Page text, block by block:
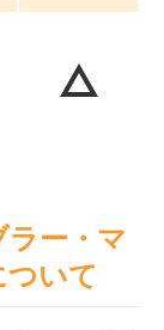
ー・マ
いて